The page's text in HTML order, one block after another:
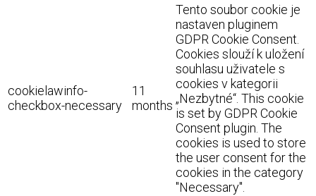
cookielawinfo-
checkbox-necessary
11
months
Tento soubor cookie je
nastaven pluginem
GDPR Cookie Consent.
Cookies slouží k uložení
souhlasu uživatele s
cookies v kategorii
„Nezbytné“. This cookie
is set by GDPR Cookie
Consent plugin. The
cookies is used to store
the user consent for the
cookies in the category
"Necessary".